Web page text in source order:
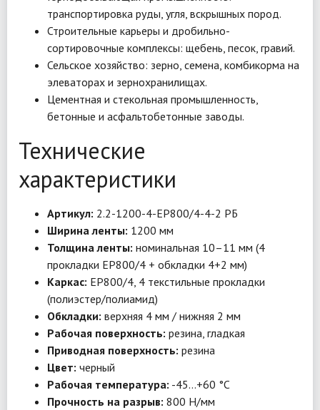
транспортировка руды, угля, вскрышных пород.
Строительные карьеры и дробильно-
сортировочные комплексы: щебень, песок, гравий.
Сельское хозяйство: зерно, семена, комбикорма на
элеваторах и зернохранилищах.
Цементная и стекольная промышленность,
бетонные и асфальтобетонные заводы.
Технические
характеристики
Артикул: 2.2-1200-4-EP800/4-4-2 РБ
Ширина ленты: 1200 мм
Толщина ленты: номинальная 10–11 мм (4
прокладки EP800/4 + обкладки 4+2 мм)
Каркас: EP800/4, 4 текстильные прокладки
(полиэстер/полиамид)
Обкладки: верхняя 4 мм / нижняя 2 мм
Рабочая поверхность: резина, гладкая
Приводная поверхность: резина
Цвет: черный
Рабочая температура: -45…+60 °C
Прочность на разрыв: 800 Н/мм